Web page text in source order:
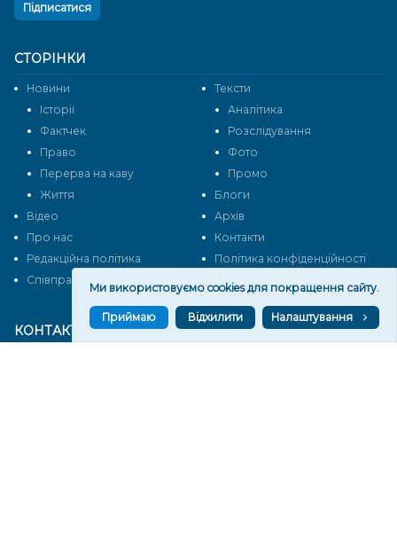
КОНТАКТИ
СТОРІНКИ
Новини
Тексти
Історії
Аналітика
Фактчек
Розслідування
Право
Фото
Перерва на каву
Промо
Життя
Блоги
Відео
Архів
Про нас
Контакти
Редакційна політика
Політика конфіденційності
Cпівпраця
Підписатися
Ми використовуємо cookies для покращення сайту.
Приймаю Відхилити Налаштування